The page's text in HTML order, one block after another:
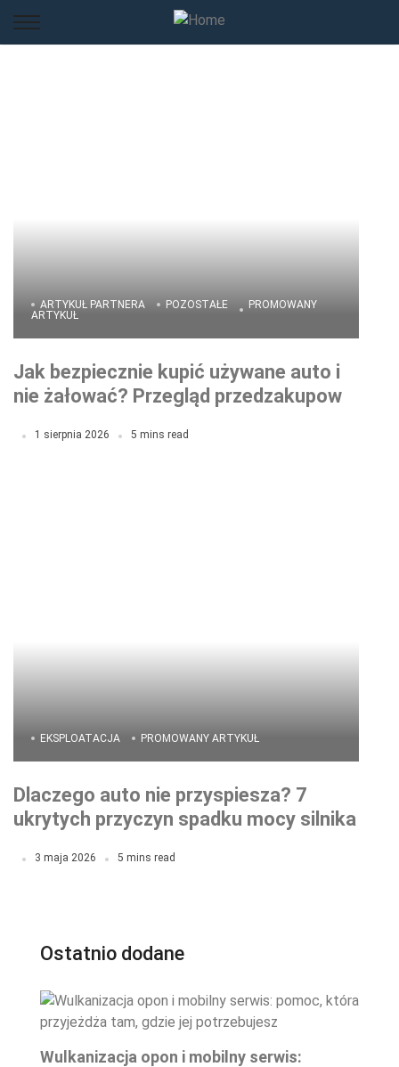
ARTYKUŁ PARTNERA POZOSTAŁE
PROMOWANY
ARTYKUŁ
Jak bezpiecznie kupić używane auto i
nie żałować? Przegląd przedzakupowy
1 sierpnia 2026 5 mins read
EKSPLOATACJA PROMOWANY ARTYKUŁ
Dlaczego auto nie przyspiesza? 7
ukrytych przyczyn spadku mocy silnika
3 maja 2026 5 mins read
Ostatnio dodane
Wulkanizacja opon i mobilny serwis: